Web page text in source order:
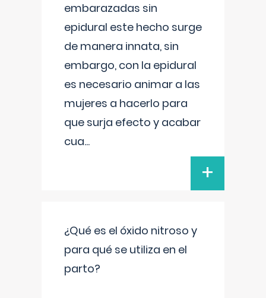
embarazadas sin
epidural este hecho surge
de manera innata, sin
embargo, con la epidural
es necesario animar a las
mujeres a hacerlo para
que surja efecto y acabar
cua...
+
¿Qué es el óxido nitroso y
para qué se utiliza en el
parto?